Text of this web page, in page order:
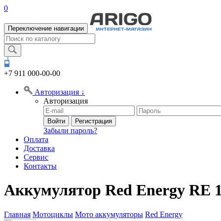
0
Переключение навигации
+7 911 000-00-00
Авторизация ↓
Авторизация
Войти Регистрация
Забыли пароль?
Оплата
Доставка
Сервис
Контакты
Аккумулятор Red Energy RE
Главная Мотоциклы Мото аккумуляторы Red Energy